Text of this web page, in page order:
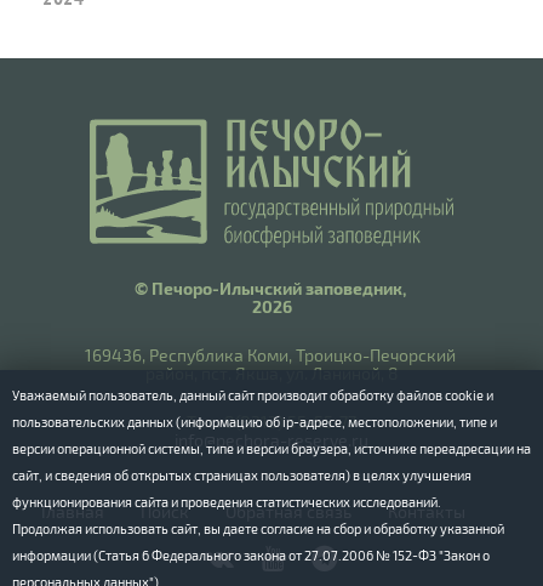
© Печоро-Илычский заповедник,
2026
169436, Республика Коми, Троицко-Печорский
район, пст. Якша, ул. Ланиной, 8
​Тел.: 8(8212) 55-55-77
info@pechora-reserve.ru
Главная Поиск Обратная связь Контакты
Уважаемый пользователь, данный сайт производит обработку файлов cookie и
пользовательских данных (информацию об ip-адресе, местоположении, типе и
версии операционной системы, типе и версии браузера, источнике переадресации на
сайт, и сведения об открытых страницах пользователя) в целях улучшения
функционирования сайта и проведения статистических исследований.
Продолжая использовать сайт, вы даете согласие на сбор и обработку указанной
информации (Статья 6 Федерального закона от 27.07.2006 № 152-ФЗ "Закон о
персональных данных").